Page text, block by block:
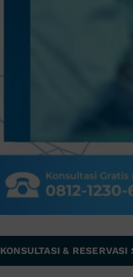
KONSULTASI & RESERVASI